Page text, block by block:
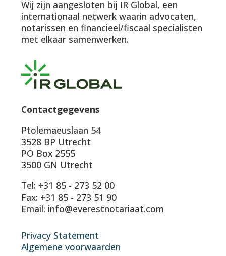
Wij zijn aangesloten bij IR Global, een
internationaal netwerk waarin advocaten,
notarissen en financieel/fiscaal specialisten
met elkaar samenwerken.
Contactgegevens
Ptolemaeuslaan 54
3528 BP Utrecht
PO Box 2555
3500 GN Utrecht
Tel: +31 85 - 273 52 00
Fax: +31 85 - 273 51 90
Email: info@everestnotariaat.com
Privacy Statement
Algemene voorwaarden